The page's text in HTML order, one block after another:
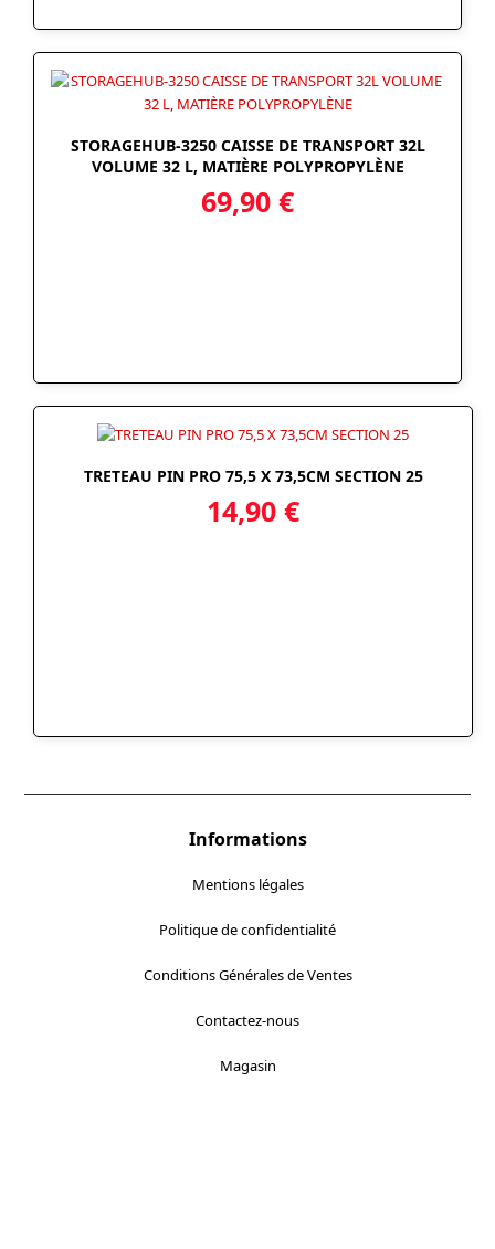
STORAGEHUB-3250 CAISSE DE TRANSPORT 32L
VOLUME 32 L, MATIÈRE POLYPROPYLÈNE
69,90 €
TRETEAU PIN PRO 75,5 X 73,5CM SECTION 25
14,90 €
Informations
Mentions légales
Politique de confidentialité
Conditions Générales de Ventes
Contactez-nous
Magasin